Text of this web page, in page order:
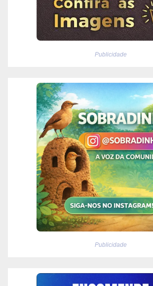
Publicidade
Publicidade